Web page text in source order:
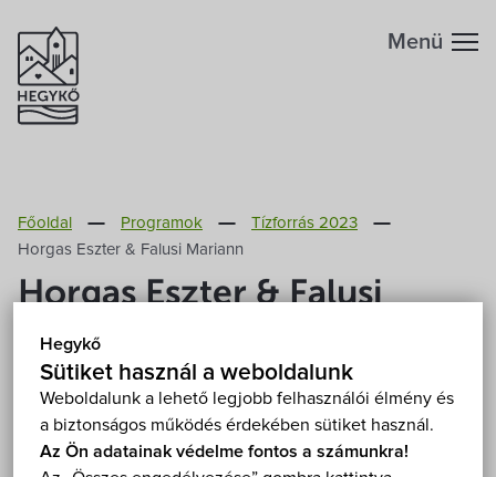
Hegykő
Sütiket használ a weboldalunk
Weboldalunk a lehető legjobb felhasználói élmény és
a biztonságos működés érdekében sütiket használ.
Az Ön adatainak védelme fontos a számunkra!
Megközelítés
Fontos telefonszámok
Földrajzi adottság
Éghajlat
Szabadidő
Éttermek
Programok
Menü
Főoldal Programok
Tízforrás 2023
Horgas Eszter & Falusi Mariann
Horgas Eszter & Falusi
Mariann
2023. július 10. (hétfő) 20:00
Hegykő, grófkert 9437 Hegykő, Szent Mihály utca
Grófkert
Mutasd a térképen